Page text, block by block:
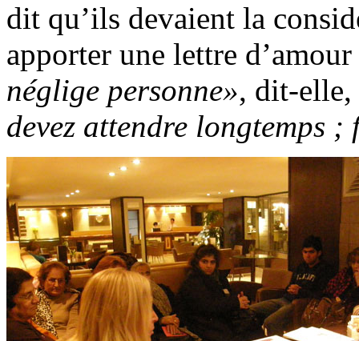
dit qu’ils devaient la
apporter une lettre
néglige personne», dit-elle,
devez attendre longtemps